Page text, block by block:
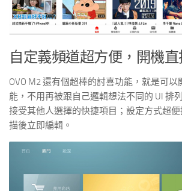
自定義頻道超方便，開機
OVO M2 還有個超棒的討喜功能，就是可
能，不用再被跟自己邏輯想法不同的 UI 排
接受其他人選擇的快捷項目；設定方式超
描後立即編輯。